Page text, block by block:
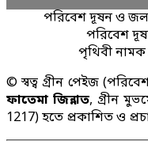
পরিবেশ দূষন ও
পরিবেশ
পৃথিবী নামক
© স্বত্ব গ্রীন পেইজ
ফাতেমা জিন্নাত, গ্রীন
1217) হতে প্রকাশিত ও